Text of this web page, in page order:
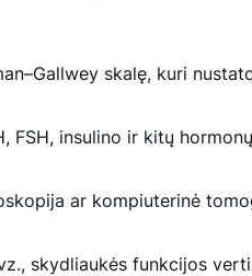
skalę, kuri
FSH, insulino ir kitų
ar kompiuterinė
skydliaukės funkcijos